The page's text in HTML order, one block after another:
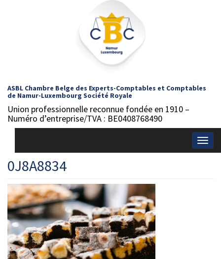
ASBL Chambre Belge des Experts-Comptables et Comptables
de Namur-Luxembourg Société Royale
Union professionnelle reconnue fondée en 1910 –
Numéro d’entreprise/TVA : BE0408768490
0J8A8834